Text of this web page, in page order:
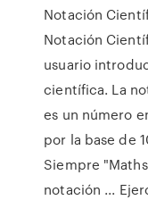
Notación
Notación
usuario
científica. La
es un número
por la base de
Siempre
notación ...